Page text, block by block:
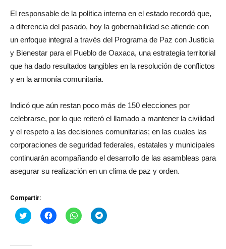
El responsable de la política interna en el estado recordó que,
a diferencia del pasado, hoy la gobernabilidad se atiende con
un enfoque integral a través del Programa de Paz con Justicia
y Bienestar para el Pueblo de Oaxaca, una estrategia territorial
que ha dado resultados tangibles en la resolución de conflictos
y en la armonía comunitaria.
Indicó que aún restan poco más de 150 elecciones por
celebrarse, por lo que reiteró el llamado a mantener la civilidad
y el respeto a las decisiones comunitarias; en las cuales las
corporaciones de seguridad federales, estatales y municipales
continuarán acompañando el desarrollo de las asambleas para
asegurar su realización en un clima de paz y orden.
Compartir:
Haz
clic
Haz
clic
Haz
clic
Haz
clic